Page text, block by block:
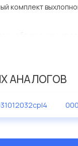
комплект
номерами, убедитесь
ассортименте.
АНАЛОГОВ